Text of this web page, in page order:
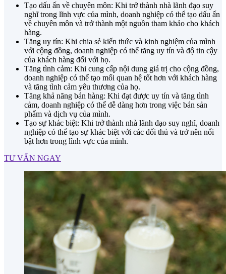
Tạo dấu ấn về chuyên môn: Khi trở thành nhà lãnh đạo suy
nghĩ trong lĩnh vực của mình, doanh nghiệp có thể tạo dấu ấn
về chuyên môn và trở thành một nguồn tham khảo cho khách
hàng.
Tăng uy tín: Khi chia sẻ kiến thức và kinh nghiệm của mình
với cộng đồng, doanh nghiệp có thể tăng uy tín và độ tin cậy
của khách hàng đối với họ.
Tăng tình cảm: Khi cung cấp nội dung giá trị cho cộng đồng,
doanh nghiệp có thể tạo mối quan hệ tốt hơn với khách hàng
và tăng tình cảm yêu thương của họ.
Tăng khả năng bán hàng: Khi đạt được uy tín và tăng tình
cảm, doanh nghiệp có thể dễ dàng hơn trong việc bán sản
phẩm và dịch vụ của mình.
Tạo sự khác biệt: Khi trở thành nhà lãnh đạo suy nghĩ, doanh
nghiệp có thể tạo sự khác biệt với các đối thủ và trở nên nổi
bật hơn trong lĩnh vực của mình.
TƯ VẤN NGAY